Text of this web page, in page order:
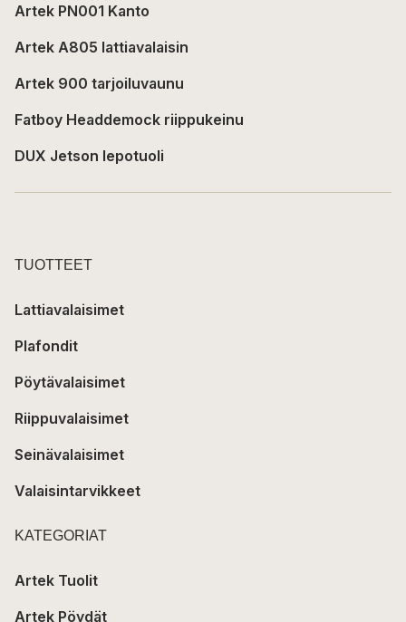
Artek PN001 Kanto
Artek A805 lattiavalaisin
Artek 900 tarjoiluvaunu
Fatboy Headdemock riippukeinu
DUX Jetson lepotuoli
TUOTTEET
Lattiavalaisimet
Plafondit
Pöytävalaisimet
Riippuvalaisimet
Seinävalaisimet
Valaisintarvikkeet
KATEGORIAT
Artek Tuolit
Artek Pöydät